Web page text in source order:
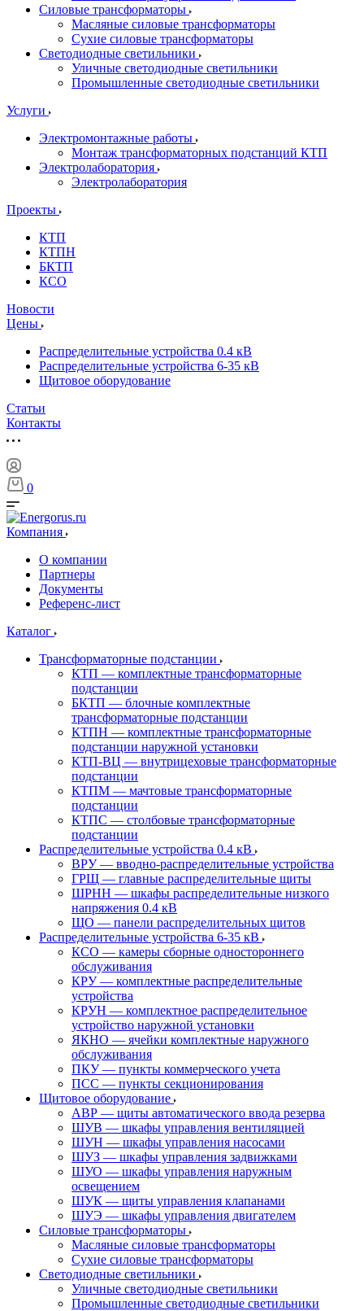
Силовые трансформаторы
Масляные силовые трансформаторы
Сухие силовые трансформаторы
Светодиодные светильники
Уличные светодиодные светильники
Промышленные светодиодные светильники
Услуги
Электромонтажные работы
Монтаж трансформаторных подстанций КТП
Электролаборатория
Электролаборатория
Проекты
КТП
КТПН
БКТП
КСО
Новости
Цены
Распределительные устройства 0.4 кВ
Распределительные устройства 6-35 кВ
Щитовое оборудование
Статьи
Контакты
0
Компания
О компании
Партнеры
Документы
Референс-лист
Каталог
Трансформаторные подстанции
КТП — комплектные трансформаторные
подстанции
БКТП — блочные комплектные
трансформаторные подстанции
КТПН — комплектные трансформаторные
подстанции наружной установки
КТП-ВЦ — внутрицеховые трансформаторные
подстанции
КТПМ — мачтовые трансформаторные
подстанции
КТПС — столбовые трансформаторные
подстанции
Распределительные устройства 0.4 кВ
ВРУ — вводно-распределительные устройства
ГРЩ — главные распределительные щиты
ШРНН — шкафы распределительные низкого
напряжения 0.4 кВ
ЩО — панели распределительных щитов
Распределительные устройства 6-35 кВ
КСО — камеры сборные одностороннего
обслуживания
КРУ — комплектные распределительные
устройства
КРУН — комплектное распределительное
устройство наружной установки
ЯКНО — ячейки комплектные наружного
обслуживания
ПКУ — пункты коммерческого учета
ПСС — пункты секционирования
Щитовое оборудование
АВР — щиты автоматического ввода резерва
ШУВ — шкафы управления вентиляцией
ШУН — шкафы управления насосами
ШУЗ — шкафы управления задвижками
ШУО — шкафы управления наружным
освещением
ШУК — щиты управления клапанами
ШУЭ — шкафы управления двигателем
Силовые трансформаторы
Масляные силовые трансформаторы
Сухие силовые трансформаторы
Светодиодные светильники
Уличные светодиодные светильники
Промышленные светодиодные светильники